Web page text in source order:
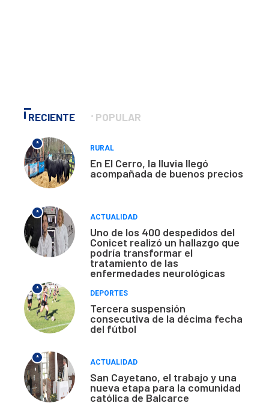
RECIENTE POPULAR
*
RURAL
En El Cerro, la lluvia llegó
acompañada de buenos precios
*
ACTUALIDAD
Uno de los 400 despedidos del
Conicet realizó un hallazgo que
podría transformar el
tratamiento de las
enfermedades neurológicas
*
DEPORTES
Tercera suspensión
consecutiva de la décima fecha
del fútbol
*
ACTUALIDAD
San Cayetano, el trabajo y una
nueva etapa para la comunidad
católica de Balcarce